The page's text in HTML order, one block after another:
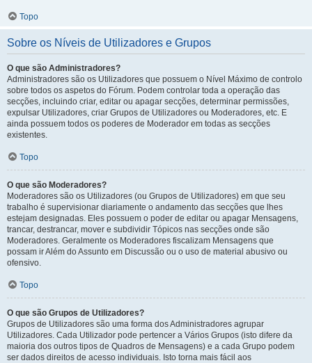
Topo
Sobre os Níveis de Utilizadores e Grupos
O que são Administradores?
Administradores são os Utilizadores que possuem o Nível Máximo de controlo
sobre todos os aspetos do Fórum. Podem controlar toda a operação das
secções, incluindo criar, editar ou apagar secções, determinar permissões,
expulsar Utilizadores, criar Grupos de Utilizadores ou Moderadores, etc. E
ainda possuem todos os poderes de Moderador em todas as secções
existentes.
Topo
O que são Moderadores?
Moderadores são os Utilizadores (ou Grupos de Utilizadores) em que seu
trabalho é supervisionar diariamente o andamento das secções que lhes
estejam designadas. Eles possuem o poder de editar ou apagar Mensagens,
trancar, destrancar, mover e subdividir Tópicos nas secções onde são
Moderadores. Geralmente os Moderadores fiscalizam Mensagens que
possam ir Além do Assunto em Discussão ou o uso de material abusivo ou
ofensivo.
Topo
O que são Grupos de Utilizadores?
Grupos de Utilizadores são uma forma dos Administradores agrupar
Utilizadores. Cada Utilizador pode pertencer a Vários Grupos (isto difere da
maioria dos outros tipos de Quadros de Mensagens) e a cada Grupo podem
ser dados direitos de acesso individuais. Isto torna mais fácil aos